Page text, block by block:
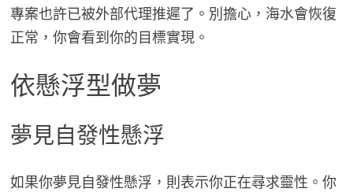
專案也許已被外部代理推遲了。別擔心，海水會恢復
正常，你會看到你的目標實現。
依懸浮型做夢
夢見自發性懸浮
如果你夢見自發性懸浮，則表示你正在尋求靈性。你